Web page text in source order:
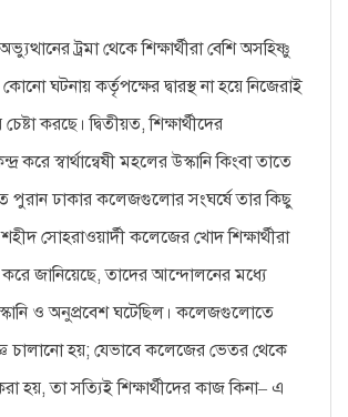
ট্রমা থেকে শিক্ষার্থীরা বেশি অসহিষ্ণু
ঘটনায় কর্তৃপক্ষের দ্বারস্থ না হয়ে নিজেরাই
করছে। দ্বিতীয়ত, শিক্ষার্থীদের
করে স্বার্থান্বেষী মহলের উস্কানি কিংবা তাতে
পুরান ঢাকার কলেজগুলোর সংঘর্ষে তার কিছু
সোহরাওয়ার্দী কলেজের খোদ শিক্ষার্থীরা
জানিয়েছে, তাদের আন্দোলনের মধ্যে
ও অনুপ্রবেশ ঘটেছিল। কলেজগুলোতে
চালানো হয়; যেভাবে কলেজের ভেতর থেকে
হয়, তা সত্যিই শিক্ষার্থীদের কাজ কিনা– এ